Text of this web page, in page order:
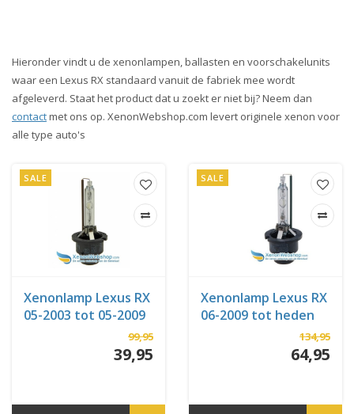
Hieronder vindt u de xenonlampen, ballasten en voorschakelunits
waar een Lexus RX standaard vanuit de fabriek mee wordt
afgeleverd. Staat het product dat u zoekt er niet bij? Neem dan
contactmet ons op. XenonWebshop.com levert originele xenon voor
alle type auto's
SALE
Xenonlamp Lexus RX
05-2003 tot 05-2009
99,95
39,95
SALE
Xenonlamp Lexus RX
06-2009 tot heden
134,95
64,95